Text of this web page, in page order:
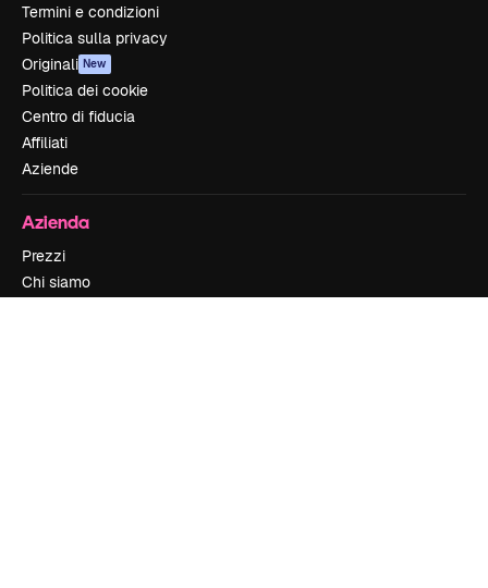
Termini e condizioni
Politica sulla privacy
Originali New
Politica dei cookie
Centro di fiducia
Affiliati
Aziende
Azienda
Prezzi
Chi siamo